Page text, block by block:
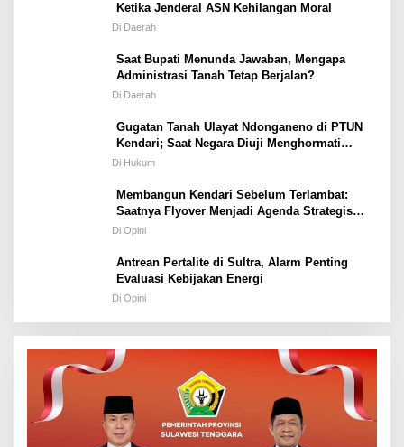
Ketika Jenderal ASN Kehilangan Moral
Di Daerah
Saat Bupati Menunda Jawaban, Mengapa
Administrasi Tanah Tetap Berjalan?
Di Daerah
Gugatan Tanah Ulayat Ndonganeno di PTUN
Kendari; Saat Negara Diuji Menghormati
Hukum atau Kekuasaan
Di Hukum
Membangun Kendari Sebelum Terlambat:
Saatnya Flyover Menjadi Agenda Strategis
Kota
Di Opini
Antrean Pertalite di Sultra, Alarm Penting
Evaluasi Kebijakan Energi
Di Opini